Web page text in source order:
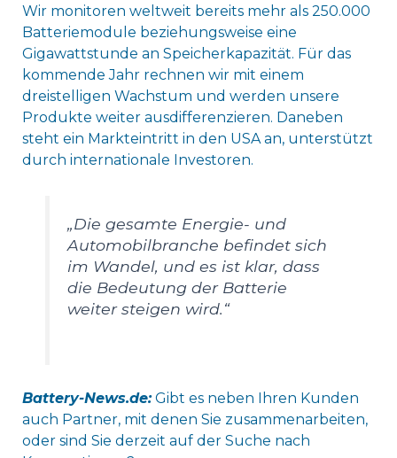
Wir monitoren weltweit bereits mehr als 250.000
Batteriemodule beziehungsweise eine
Gigawattstunde an Speicherkapazität. Für das
kommende Jahr rechnen wir mit einem
dreistelligen Wachstum und werden unsere
Produkte weiter ausdifferenzieren. Daneben
steht ein Markteintritt in den USA an, unterstützt
durch internationale Investoren.
„Die gesamte Energie- und
Automobilbranche befindet sich
im Wandel, und es ist klar, dass
die Bedeutung der Batterie
weiter steigen wird.“
Battery-News.de:Gibt es neben Ihren Kunden
auch Partner, mit denen Sie zusammenarbeiten,
oder sind Sie derzeit auf der Suche nach